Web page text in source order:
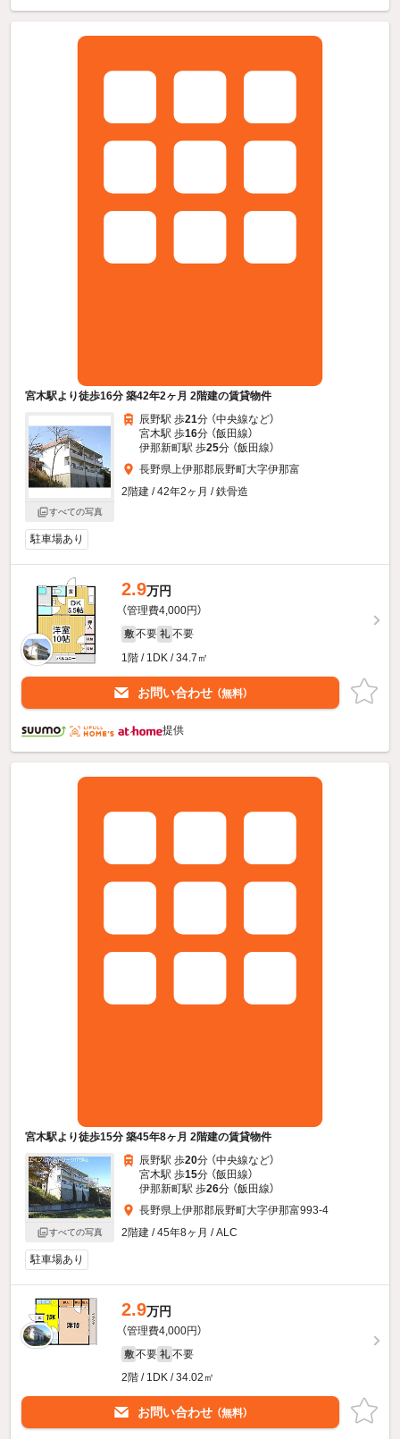
宮木駅より徒歩16分 築42年2ヶ月 2階建の賃貸物件
すべての写真
辰野駅 歩21分 （中央線など）
宮木駅 歩16分 （飯田線）
伊那新町駅 歩25分 （飯田線）
長野県上伊那郡辰野町大字伊那富
2階建 / 42年2ヶ月 / 鉄骨造
駐車場あり
2.9万円
（管理費4,000円）
敷 不要 礼 不要
1階 / 1DK / 34.7㎡
お問い合わせ （無料）
提供
宮木駅より徒歩15分 築45年8ヶ月 2階建の賃貸物件
すべての写真
辰野駅 歩20分 （中央線など）
宮木駅 歩15分 （飯田線）
伊那新町駅 歩26分 （飯田線）
長野県上伊那郡辰野町大字伊那富993-4
2階建 / 45年8ヶ月 / ALC
駐車場あり
2.9万円
（管理費4,000円）
敷 不要 礼 不要
2階 / 1DK / 34.02㎡
お問い合わせ （無料）